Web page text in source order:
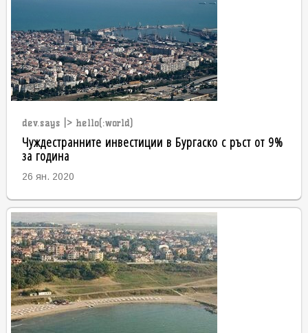
dev.says |> hello(:world)
Чуждестранните инвестиции в Бургаско с ръст от 9%
за година
26 ян. 2020